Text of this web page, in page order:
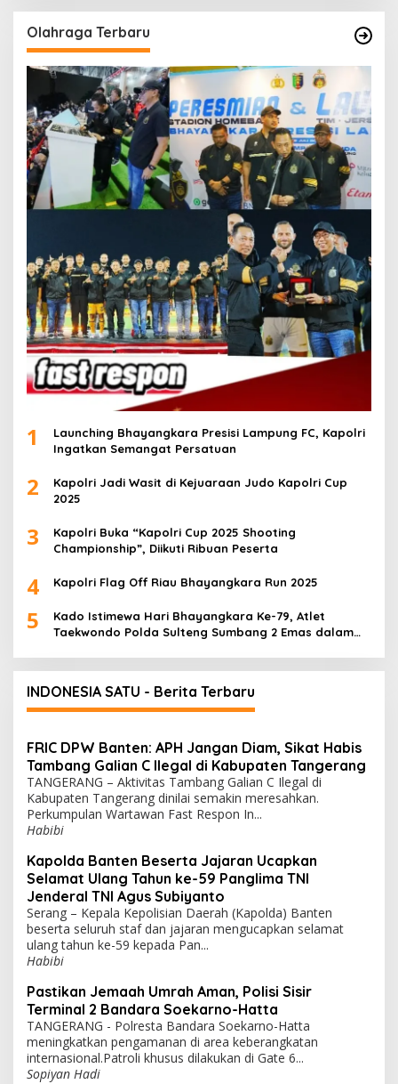
Olahraga Terbaru
1
Launching Bhayangkara Presisi Lampung FC, Kapolri
Ingatkan Semangat Persatuan
2
Kapolri Jadi Wasit di Kejuaraan Judo Kapolri Cup
2025
3
Kapolri Buka “Kapolri Cup 2025 Shooting
Championship”, Diikuti Ribuan Peserta
4 Kapolri Flag Off Riau Bhayangkara Run 2025
5
Kado Istimewa Hari Bhayangkara Ke-79, Atlet
Taekwondo Polda Sulteng Sumbang 2 Emas dalam
INDONESIA SATU - Berita Terbaru
FRIC DPW Banten: APH Jangan Diam, Sikat Habis
Tambang Galian C Ilegal di Kabupaten Tangerang
TANGERANG – Aktivitas Tambang Galian C Ilegal di
Kabupaten Tangerang dinilai semakin meresahkan.
Perkumpulan Wartawan Fast Respon In...
Habibi
Kapolda Banten Beserta Jajaran Ucapkan
Selamat Ulang Tahun ke-59 Panglima TNI
Jenderal TNI Agus Subiyanto
Serang – Kepala Kepolisian Daerah (Kapolda) Banten
beserta seluruh staf dan jajaran mengucapkan selamat
ulang tahun ke-59 kepada Pan...
Habibi
Pastikan Jemaah Umrah Aman, Polisi Sisir
Terminal 2 Bandara Soekarno-Hatta
TANGERANG - Polresta Bandara Soekarno-Hatta
meningkatkan pengamanan di area keberangkatan
internasional.Patroli khusus dilakukan di Gate 6...
Sopiyan Hadi